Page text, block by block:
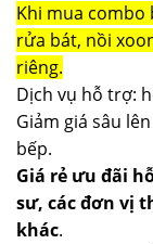
Khi mua combo
rửa bát, nồi
riêng.
Dịch vụ hỗ trợ:
Giảm giá sâu
bếp.
Giá rẻ ưu đãi
sư, các đơn vị
khác.